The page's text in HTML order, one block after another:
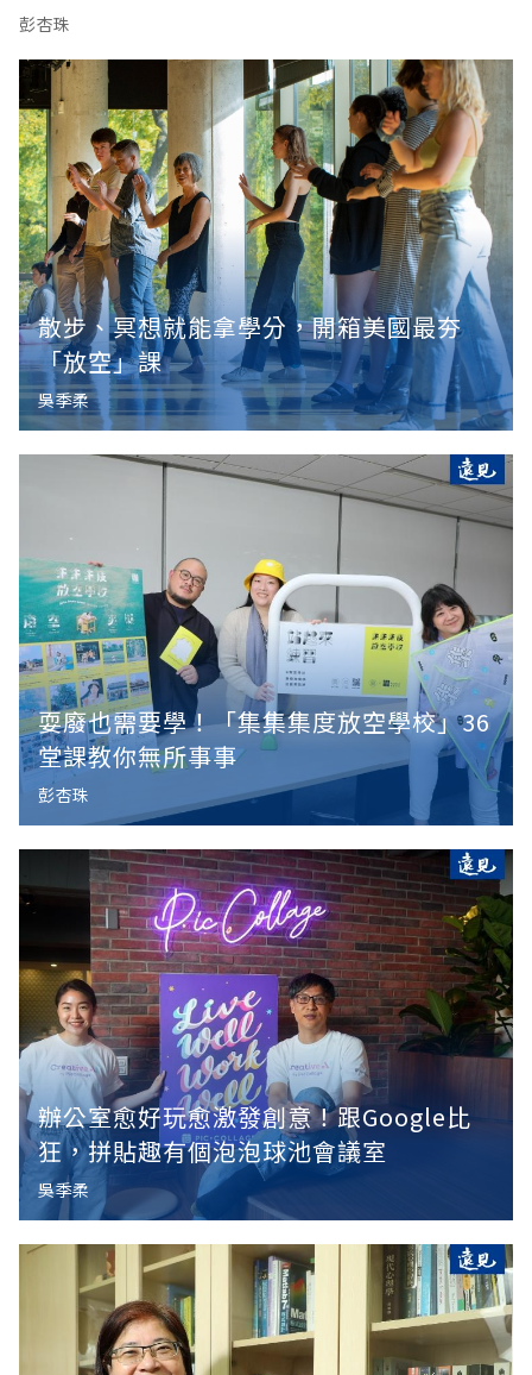
啟動了「暗能量」（DMN），這股神祕的能量，與你的
創意、聯想力大有關係……。
彭杏珠
散步、冥想就能拿學分，開箱美國最夯
「放空」課
吳季柔
耍廢也需要學！「集集集度放空學校」36
堂課教你無所事事
彭杏珠
辦公室愈好玩愈激發創意！跟Google比
狂，拼貼趣有個泡泡球池會議室
吳季柔